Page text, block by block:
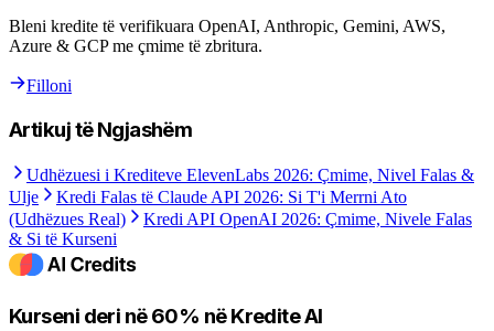
Bleni kredite të verifikuara OpenAI, Anthropic, Gemini, AWS,
Azure & GCP me çmime të zbritura.
Filloni
Artikuj të Ngjashëm
Udhëzuesi i Krediteve ElevenLabs 2026: Çmime, Nivel Falas &
Ulje
Kredi Falas të Claude API 2026: Si T'i Merrni Ato
(Udhëzues Real)
Kredi API OpenAI 2026: Çmime, Nivele Falas
& Si të Kurseni
Kurseni deri në 60% në Kredite AI